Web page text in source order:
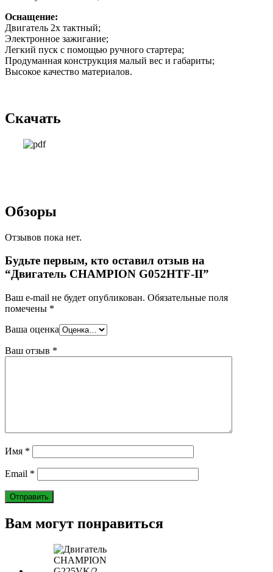
Оснащение:
Двигатель 2х тактный;
Электронное зажигание;
Легкий пуск с помощью ручного стартера;
Продуманная конструкция малый вес и габариты;
Высокое качество материалов.
Скачать
Обзоры
Отзывов пока нет.
Будьте первым, кто оставил отзыв на
“Двигатель CHAMPION G052HTF-II”
Ваш e-mail не будет опубликован. Обязательные поля
помечены *
Ваша оценка
Ваш отзыв *
Имя *
Email *
Вам могут понравиться